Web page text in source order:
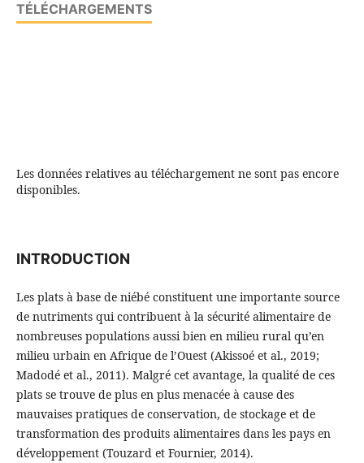
TÉLÉCHARGEMENTS
Les données relatives au téléchargement ne sont pas encore
disponibles.
INTRODUCTION
Les plats à base de niébé constituent une importante source
de nutriments qui contribuent à la sécurité alimentaire de
nombreuses populations aussi bien en milieu rural qu’en
milieu urbain en Afrique de l’Ouest (Akissoé et al., 2019;
Madodé et al., 2011). Malgré cet avantage, la qualité de ces
plats se trouve de plus en plus menacée à cause des
mauvaises pratiques de conservation, de stockage et de
transformation des produits alimentaires dans les pays en
développement (Touzard et Fournier, 2014).